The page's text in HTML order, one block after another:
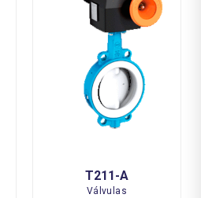
Válvulas
T211-A